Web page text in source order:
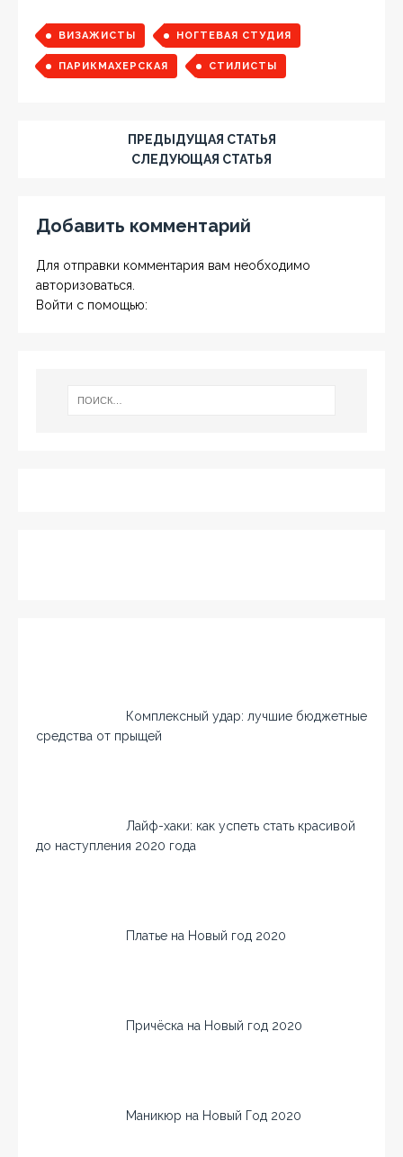
ВИЗАЖИСТЫ НОГТЕВАЯ СТУДИЯ
ПАРИКМАХЕРСКАЯ СТИЛИСТЫ
ПРЕДЫДУЩАЯ СТАТЬЯ
СЛЕДУЮЩАЯ СТАТЬЯ
Добавить комментарий
Для отправки комментария вам необходимо
авторизоваться
Войти с помощью:
Комплексный удар: лучшие бюджетные
средства от прыщей
Лайф-хаки: как успеть стать красивой
до наступления 2020 года
Платье на Новый год 2020
Причёска на Новый год 2020
Маникюр на Новый Год 2020